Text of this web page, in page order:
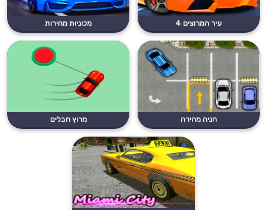
עיר המרוצים 4 מכוניות מהירות
חניה מהירה מרוץ חבלים